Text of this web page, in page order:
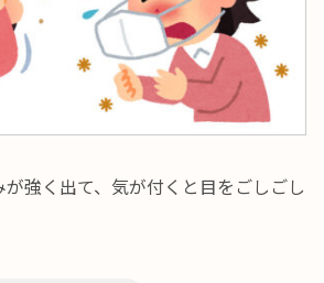
強く出て、気が付くと目をごしごし